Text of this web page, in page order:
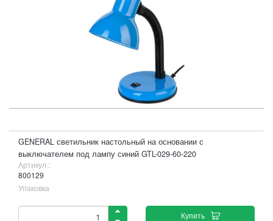
GENERAL светильник настольный на основании с
выключателем под лампу синий GTL-029-60-220
Артикул :
800129
Упаковка
Купить